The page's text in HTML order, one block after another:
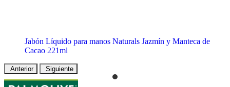
Jabón Líquido para manos Naturals Jazmín y Manteca de
Cacao 221ml
Anterior Siguiente